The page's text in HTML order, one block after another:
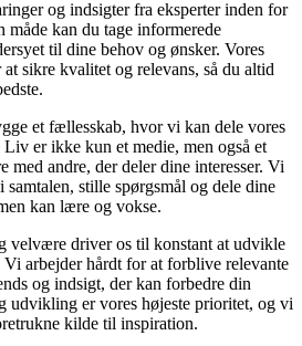
og indsigter fra eksperter inden for
måde kan du tage informerede
til dine behov og ønsker. Vores
sikre kvalitet og relevans, så du altid
et fællesskab, hvor vi kan dele vores
er ikke kun et medie, men også et
med andre, der deler dine interesser. Vi
stille spørgsmål og dele dine
kan lære og vokse.
velvære driver os til konstant at udvikle
arbejder hårdt for at forblive relevante
og indsigt, der kan forbedre din
udvikling er vores højeste prioritet, og vi
kilde til inspiration.